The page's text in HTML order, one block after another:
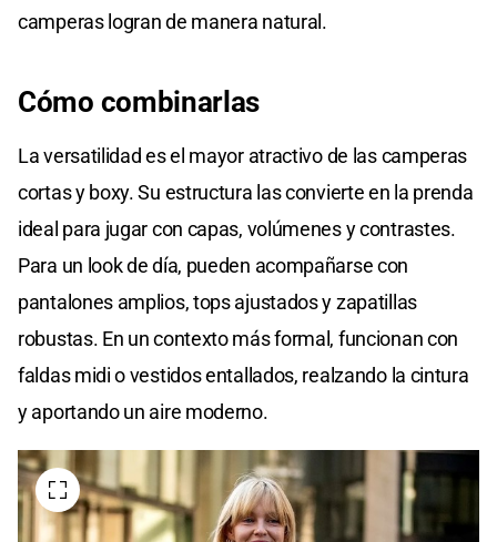
camperas logran de manera natural.
Cómo combinarlas
La versatilidad es el mayor atractivo de las camperas
cortas y boxy. Su estructura las convierte en la prenda
ideal para jugar con capas, volúmenes y contrastes.
Para un look de día, pueden acompañarse con
pantalones amplios, tops ajustados y zapatillas
robustas. En un contexto más formal, funcionan con
faldas midi o vestidos entallados, realzando la cintura
y aportando un aire moderno.